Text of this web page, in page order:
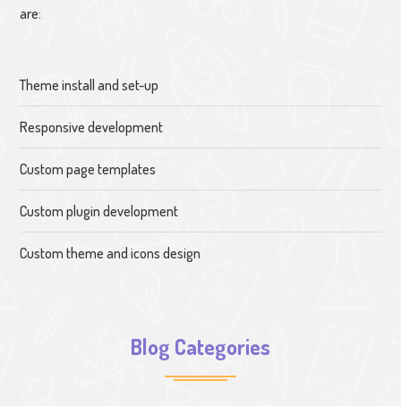
are:
Theme install and set-up
Responsive development
Custom page templates
Custom plugin development
Custom theme and icons design
Blog Categories